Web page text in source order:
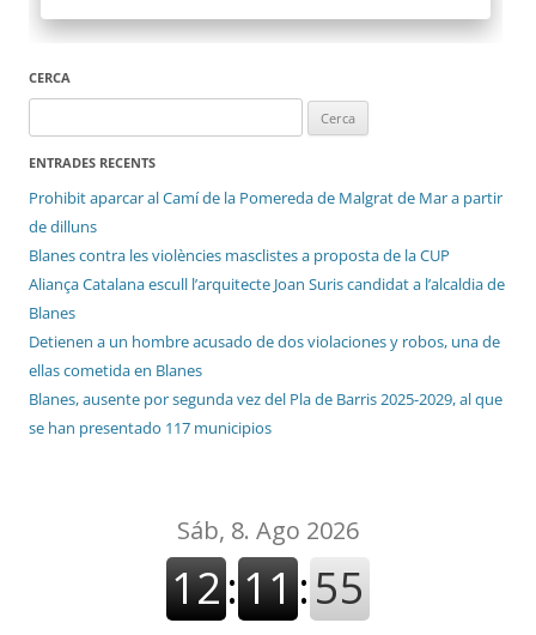
CERCA
ENTRADES RECENTS
Prohibit aparcar al Camí de la Pomereda de Malgrat de Mar a partir
de dilluns
Blanes contra les violències masclistes a proposta de la CUP
Aliança Catalana escull l’arquitecte Joan Suris candidat a l’alcaldia de
Blanes
Detienen a un hombre acusado de dos violaciones y robos, una de
ellas cometida en Blanes
Blanes, ausente por segunda vez del Pla de Barris 2025-2029, al que
se han presentado 117 municipios